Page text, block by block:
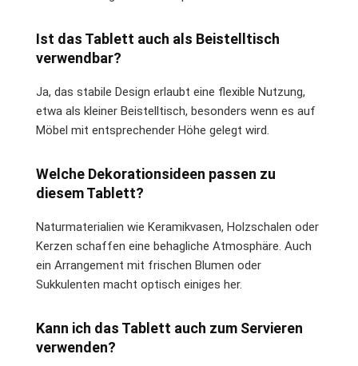
Ist das Tablett auch als Beistelltisch
verwendbar?
Ja, das stabile Design erlaubt eine flexible Nutzung,
etwa als kleiner Beistelltisch, besonders wenn es auf
Möbel mit entsprechender Höhe gelegt wird.
Welche Dekorationsideen passen zu
diesem Tablett?
Naturmaterialien wie Keramikvasen, Holzschalen oder
Kerzen schaffen eine behagliche Atmosphäre. Auch
ein Arrangement mit frischen Blumen oder
Sukkulenten macht optisch einiges her.
Kann ich das Tablett auch zum Servieren
verwenden?